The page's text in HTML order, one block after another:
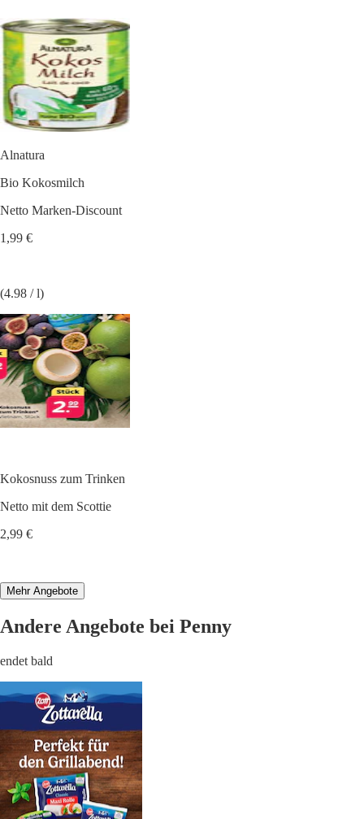
Alnatura
Bio Kokosmilch
Netto Marken-Discount
1,99 €
(4.98 / l)
Kokosnuss zum Trinken
Netto mit dem Scottie
2,99 €
Mehr Angebote
Andere Angebote bei Penny
endet bald